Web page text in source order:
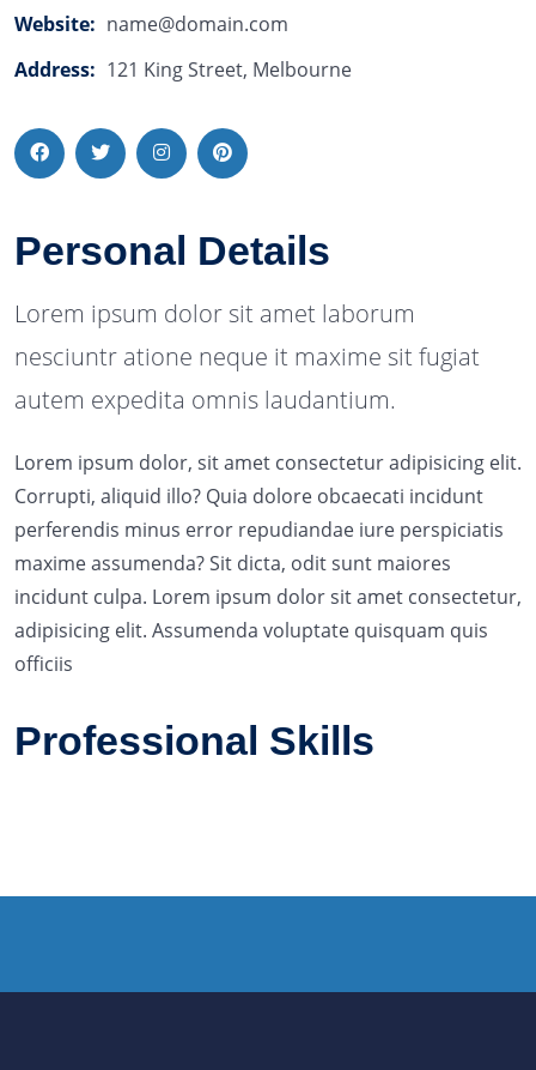
Website: name@domain.com
Address: 121 King Street, Melbourne
Personal Details
Lorem ipsum dolor sit amet laborum
nesciuntr atione neque it maxime sit fugiat
autem expedita omnis laudantium.
Lorem ipsum dolor, sit amet consectetur adipisicing elit.
Corrupti, aliquid illo? Quia dolore obcaecati incidunt
perferendis minus error repudiandae iure perspiciatis
maxime assumenda? Sit dicta, odit sunt maiores
incidunt culpa. Lorem ipsum dolor sit amet consectetur,
adipisicing elit. Assumenda voluptate quisquam quis
officiis
Professional Skills